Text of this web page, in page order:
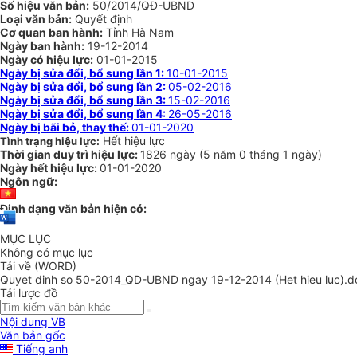
Số hiệu văn bản: 50/2014/QĐ-UBND
Loại văn bản: Quyết định
Cơ quan ban hành: Tỉnh Hà Nam
Ngày ban hành: 19-12-2014
Ngày có hiệu lực: 01-01-2015
Ngày bị sửa đổi, bổ sung lần 1:10-01-2015
Ngày bị sửa đổi, bổ sung lần 2:05-02-2016
Ngày bị sửa đổi, bổ sung lần 3:15-02-2016
Ngày bị sửa đổi, bổ sung lần 4: 26-05-2016
Ngày bị bãi bỏ, thay thế:01-01-2020
Tình trạng hiệu lực: Hết hiệu lực
Thời gian duy trì hiệu lực: 1826 ngày (5 năm 0 tháng 1 ngày)
Ngày hết hiệu lực:01-01-2020
Ngôn ngữ:
Định dạng văn bản hiện có:
MỤC LỤC
Không có mục lục
Tải về (WORD)
Quyet dinh so 50-2014_QD-UBND ngay 19-12-2014 (Het hieu
Tải lược đồ
Nội dung VB
Văn bản gốc
Tiếng anh